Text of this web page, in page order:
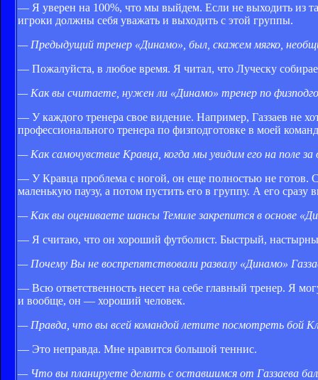
— Я уверен на 100%, что мы выйдем. Если не выходить из
игроки должны себя уважать и выходить с этой группы.
— Предыдущий тренер «Динамо», был, скажем мягко,
— Пожалуйста, в любое время. Я читал, что Луческу
— Как вы считаете, нужен ли «Динамо» тренер по
— У каждого тренера свое видение. Например, Газзаев не
профессионального тренера по физподготовке в моей
— Как самочувствие Кравца, когда мы увидим его на поле за
— У Кравца проблема с ногой, он еще полностью не готов.
маленькую паузу, а потом пустить его в группу. А его
— Как вы оцениваете шансы Темиле закрепится в основе
— Я считаю, что он хороший футболист. Быстрый,
— Почему Вы не воспрепятствовали развалу «Динамо»
— Всю ответственность несет на себе главный тренер. Я
и вообще, он — хороший человек.
— Правда, что вы всей командой летите посмотреть бой
— Это неправда. Мне нравится большой теннис.
— Что вы планируете делать с оставшимся от Газзаева